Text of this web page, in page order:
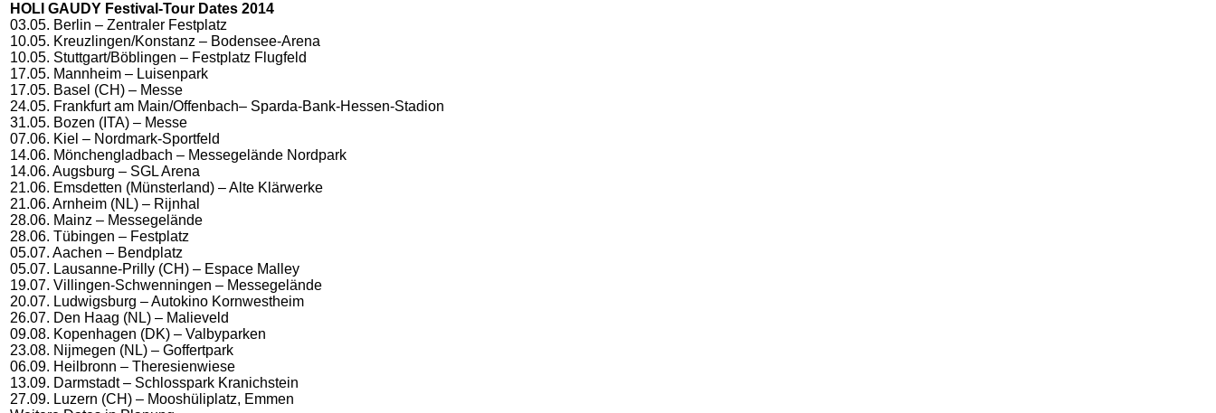
HOLI GAUDY Festival-Tour Dates 2014
03.05. Berlin – Zentraler Festplatz
10.05. Kreuzlingen/Konstanz – Bodensee-Arena
10.05. Stuttgart/Böblingen – Festplatz Flugfeld
17.05. Mannheim – Luisenpark
17.05. Basel (CH) – Messe
24.05. Frankfurt am Main/Offenbach– Sparda-Bank-Hessen-Stadion
31.05. Bozen (ITA) – Messe
07.06. Kiel – Nordmark-Sportfeld
14.06. Mönchengladbach – Messegelände Nordpark
14.06. Augsburg – SGL Arena
21.06. Emsdetten (Münsterland) – Alte Klärwerke
21.06. Arnheim (NL) – Rijnhal
28.06. Mainz – Messegelände
28.06. Tübingen – Festplatz
05.07. Aachen – Bendplatz
05.07. Lausanne-Prilly (CH) – Espace Malley
19.07. Villingen-Schwenningen – Messegelände
20.07. Ludwigsburg – Autokino Kornwestheim
26.07. Den Haag (NL) – Malieveld
09.08. Kopenhagen (DK) – Valbyparken
23.08. Nijmegen (NL) – Goffertpark
06.09. Heilbronn – Theresienwiese
13.09. Darmstadt – Schlosspark Kranichstein
27.09. Luzern (CH) – Mooshüliplatz, Emmen